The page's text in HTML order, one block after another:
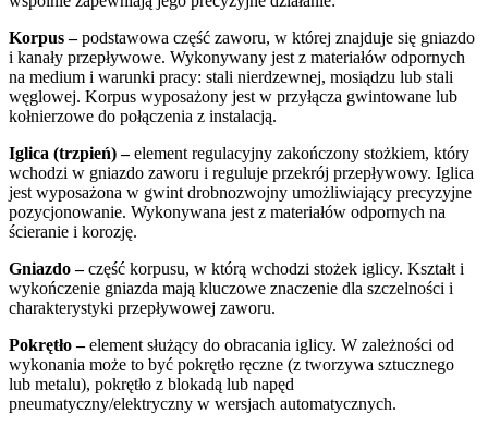
Korpus –podstawowa część zaworu, w której znajduje się gniazdo
i kanały przepływowe. Wykonywany jest z materiałów odpornych
na medium i warunki pracy: stali nierdzewnej, mosiądzu lub stali
węglowej. Korpus wyposażony jest w przyłącza gwintowane lub
kołnierzowe do połączenia z instalacją.
Iglica (trzpień) –element regulacyjny zakończony stożkiem, który
wchodzi w gniazdo zaworu i reguluje przekrój przepływowy. Iglica
jest wyposażona w gwint drobnozwojny umożliwiający precyzyjne
pozycjonowanie. Wykonywana jest z materiałów odpornych na
ścieranie i korozję.
Gniazdo –część korpusu, w którą wchodzi stożek iglicy. Kształt i
wykończenie gniazda mają kluczowe znaczenie dla szczelności i
charakterystyki przepływowej zaworu.
Pokrętło –element służący do obracania iglicy. W zależności od
wykonania może to być pokrętło ręczne (z tworzywa sztucznego
lub metalu), pokrętło z blokadą lub napęd
pneumatyczny/elektryczny w wersjach automatycznych.